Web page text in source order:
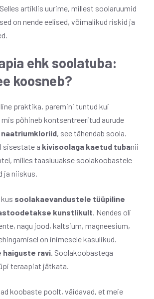
artiklis uurime, millest soolaruumid
on nende eelised, võimalikud riskid ja
ehk soolatuba:
koosneb?
praktika, paremini tuntud kui
mis põhineb kontsentreeritud aurude
naatriumkloriid, see tähendab soola.
sisestate a kivisoolaga kaetud tubanii
milles taasluuakse soolakoobastele
ja niiskus.
soolakaevandustele tüüpiline
kunstlikult . Nendes oli
nagu jood, kaltsium, magneesium,
on inimesele kasulikud.
haiguste ravi . Soolakoobastega
teraapiat jätkata.
koobaste poolt, väidavad, et meie